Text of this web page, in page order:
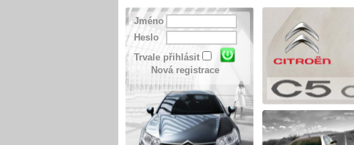
Jméno
Heslo
Trvale přihlásit
Nová registrace